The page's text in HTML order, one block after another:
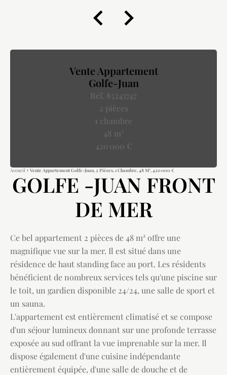
Vente Appartement
Golfe-Juan
Réf. 85245747
2 pièces
1 chambre
48 m²
420 000 €
Accueil Vente Appartement Golfe-Juan, 2 Pièces, 1 Chambre, 48 M², 420 000 €
GOLFE -JUAN FRONT
DE MER
Ce bel appartement 2 pièces de 48 m² offre une
magnifique vue sur la mer. Il est situé dans une
résidence de haut standing face au port. Les résidents
bénéficient de nombreux services tels qu'une piscine sur
le toit, un gardien disponible 24/24, une salle de sport et
un sauna.
L'appartement est entièrement climatisé et se compose
d'un séjour lumineux donnant sur une profonde terrasse
exposée au sud offrant la vue imprenable sur la mer. Il
dispose également d'une cuisine indépendante
entièrement équipée, d'une salle de douche et de